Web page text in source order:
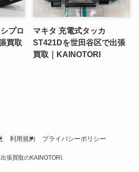
プロ
買取
マキタ 充電式タッカ
ST421Dを世田谷区で出張
買取｜KAINOTORI
利用規約 プライバシーポリシー
出張買取のKAINOTORI.